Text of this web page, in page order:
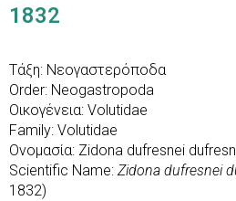
1832
Τάξη: Νεογαστερόποδα
Order: Neogastropoda
Οικογένεια: Volutidae
Family: Volutidae
Ονομασία: Zidona dufresnei
Scientific Name: Zidona dufresnei
1832)